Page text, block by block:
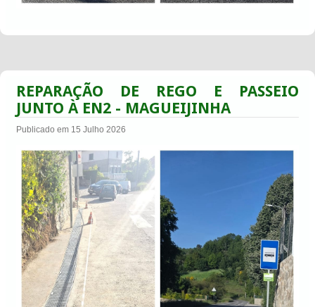
REPARAÇÃO DE REGO E PASSEIO
JUNTO À EN2 - MAGUEIJINHA
Publicado em 15 Julho 2026